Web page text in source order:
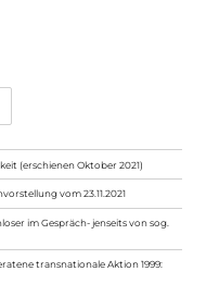
(erschienen Oktober 2021)
vom 23.11.2021
im Gespräch- jenseits von sog.
transnationale Aktion 1999: